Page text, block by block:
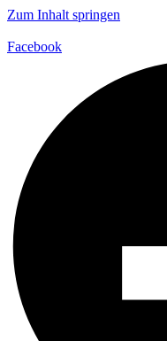
Zum Inhalt springen
Facebook